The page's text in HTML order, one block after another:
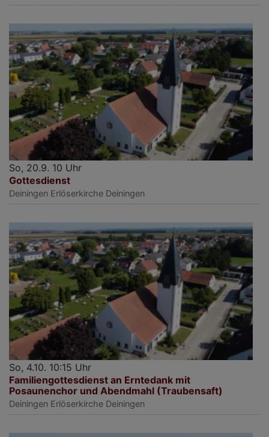
So, 20.9. 10 Uhr
Gottesdienst
Deiningen Erlöserkirche Deiningen
So, 4.10. 10:15 Uhr
Familiengottesdienst an Erntedank mit
Posaunenchor und Abendmahl (Traubensaft)
Deiningen Erlöserkirche Deiningen